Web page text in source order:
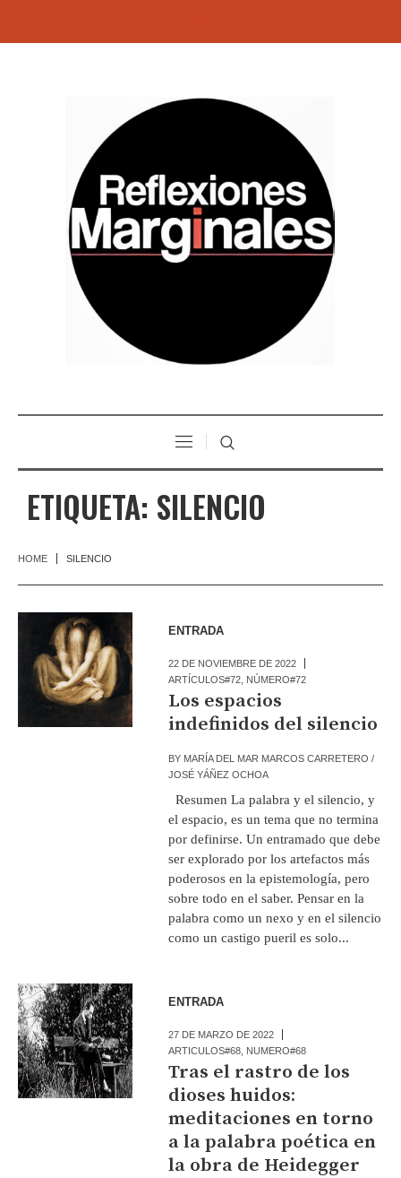
ETIQUETA: SILENCIO
HOME SILENCIO
ENTRADA
22 DE NOVIEMBRE DE 2022
ARTÍCULOS#72 NÚMERO#72
Los espacios
indefinidos del silencio
BY MARÍA DEL MAR MARCOS CARRETERO /
JOSÉ YÁÑEZ OCHOA
Resumen La palabra y el silencio, y
el espacio, es un tema que no termina
por definirse. Un entramado que debe
ser explorado por los artefactos más
poderosos en la epistemología, pero
sobre todo en el saber. Pensar en la
palabra como un nexo y en el silencio
como un castigo pueril es solo...
ENTRADA
27 DE MARZO DE 2022
ARTICULOS#68 NUMERO#68
Tras el rastro de los
dioses huidos:
meditaciones en torno
a la palabra poética en
la obra de Heidegger